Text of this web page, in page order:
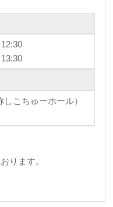
こちゅーホール）
ります。